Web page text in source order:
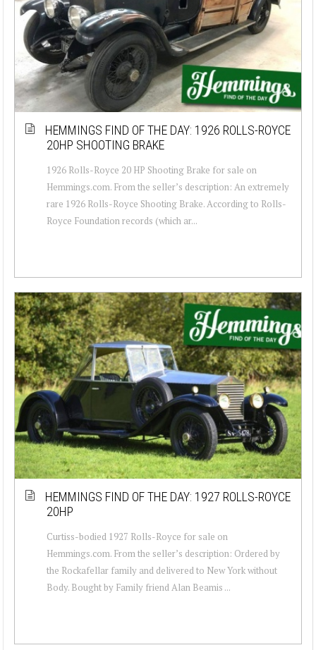
HEMMINGS FIND OF THE DAY: 1926 ROLLS-ROYCE
20HP SHOOTING BRAKE
1926 Rolls-Royce 20 HP Shooting Brake for sale on
Hemmings.com. From the seller’s description: An extremely
rare 1926 Rolls-Royce Shooting Brake. According to Rolls-
Royce Foundation records (which ar...
HEMMINGS FIND OF THE DAY: 1927 ROLLS-ROYCE
20HP
Curtiss-bodied 1927 Rolls-Royce for sale on
Hemmings.com. From the seller’s description: Ordered by
the Rockafellar family and delivered to New York without
Body. Bought by Family friend Alan Beamis ...